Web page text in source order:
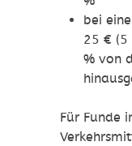
bei
25 € (5
% von
Für Funde